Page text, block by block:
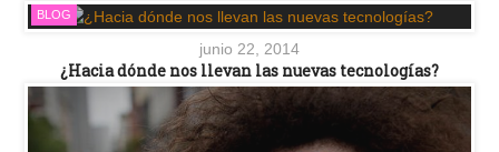
BLOG
junio 22, 2014
¿Hacia dónde nos llevan las nuevas tecnologías?